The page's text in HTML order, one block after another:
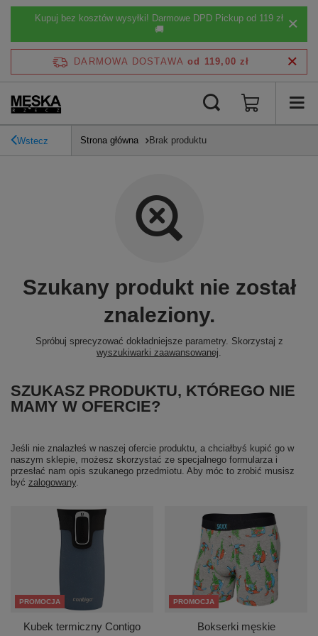
Kupuj bez kosztów wysyłki! Darmowe DPD Pickup od 119 zł
🚚
DARMOWA DOSTAWA od 119,00 zł
Wstecz Strona główna Brak produktu
Szukany produkt nie został
znaleziony.
Spróbuj sprecyzować dokładniejsze parametry. Skorzystaj z
wyszukiwarki zaawansowanej.
SZUKASZ PRODUKTU, KTÓREGO NIE
MAMY W OFERCIE?
Jeśli nie znalazłeś w naszej ofercie produktu, a chciałbyś kupić go w
naszym sklepie, możesz skorzystać ze specjalnego formularza i
przesłać nam opis szukanego przedmiotu. Aby móc to zrobić musisz
być zalogowany.
PROMOCJA
Kubek termiczny Contigo
PROMOCJA
Bokserki męskie